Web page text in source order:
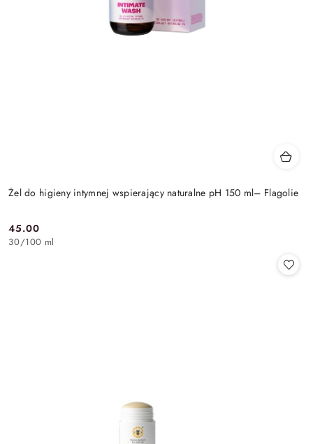
Żel do higieny intymnej wspierający naturalne pH 150 ml– Flagolie
Cena:
45.00
30/100 ml